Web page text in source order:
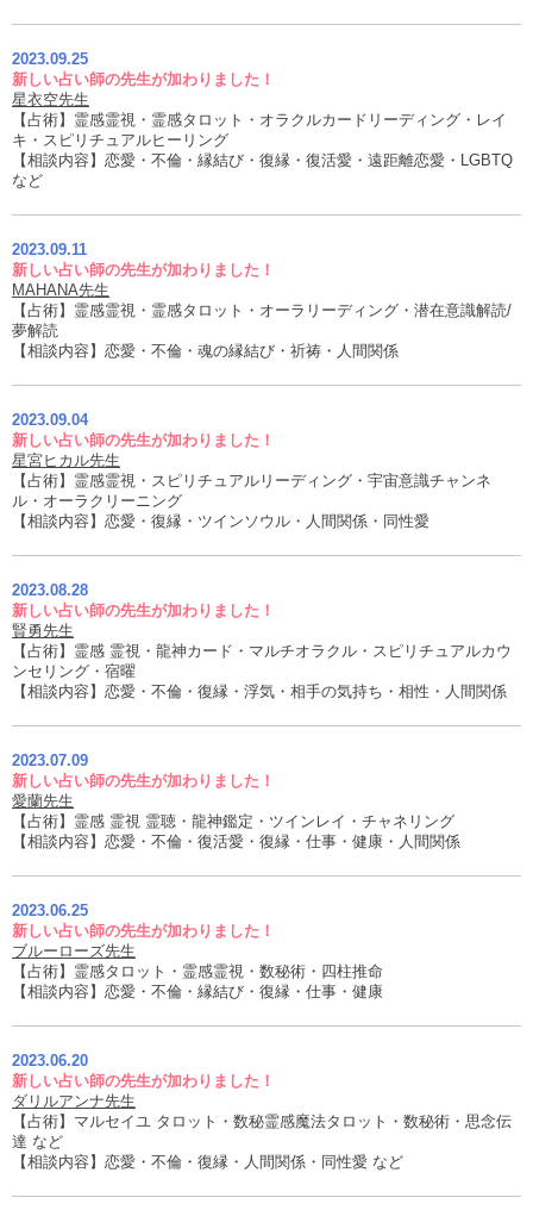
2023.09.25
新しい占い師の先生が加わりました！
星衣空先生
【占術】霊感霊視・霊感タロット・オラクルカードリーディング・レイ
キ・スピリチュアルヒーリング
【相談内容】恋愛・不倫・縁結び・復縁・復活愛・遠距離恋愛・LGBTQ
など
2023.09.11
新しい占い師の先生が加わりました！
MAHANA先生
【占術】霊感霊視・霊感タロット・オーラリーディング・潜在意識解読/
夢解読
【相談内容】恋愛・不倫・魂の縁結び・祈祷・人間関係
2023.09.04
新しい占い師の先生が加わりました！
星宮ヒカル先生
【占術】霊感霊視・スピリチュアルリーディング・宇宙意識チャンネ
ル・オーラクリーニング
【相談内容】恋愛・復縁・ツインソウル・人間関係・同性愛
2023.08.28
新しい占い師の先生が加わりました！
賢勇先生
【占術】霊感 霊視・龍神カード・マルチオラクル・スピリチュアルカウ
ンセリング・宿曜
【相談内容】恋愛・不倫・復縁・浮気・相手の気持ち・相性・人間関係
2023.07.09
新しい占い師の先生が加わりました！
愛蘭先生
【占術】霊感 霊視 霊聴・龍神鑑定・ツインレイ・チャネリング
【相談内容】恋愛・不倫・復活愛・復縁・仕事・健康・人間関係
2023.06.25
新しい占い師の先生が加わりました！
ブルーローズ先生
【占術】霊感タロット・霊感霊視・数秘術・四柱推命
【相談内容】恋愛・不倫・縁結び・復縁・仕事・健康
2023.06.20
新しい占い師の先生が加わりました！
ダリルアンナ先生
【占術】マルセイユ タロット・数秘霊感魔法タロット・数秘術・思念伝
達 など
【相談内容】恋愛・不倫・復縁・人間関係・同性愛 など